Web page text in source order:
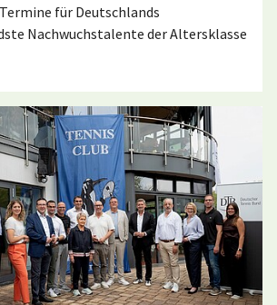
für Deutschlands
Nachwuchstalente der Altersklasse